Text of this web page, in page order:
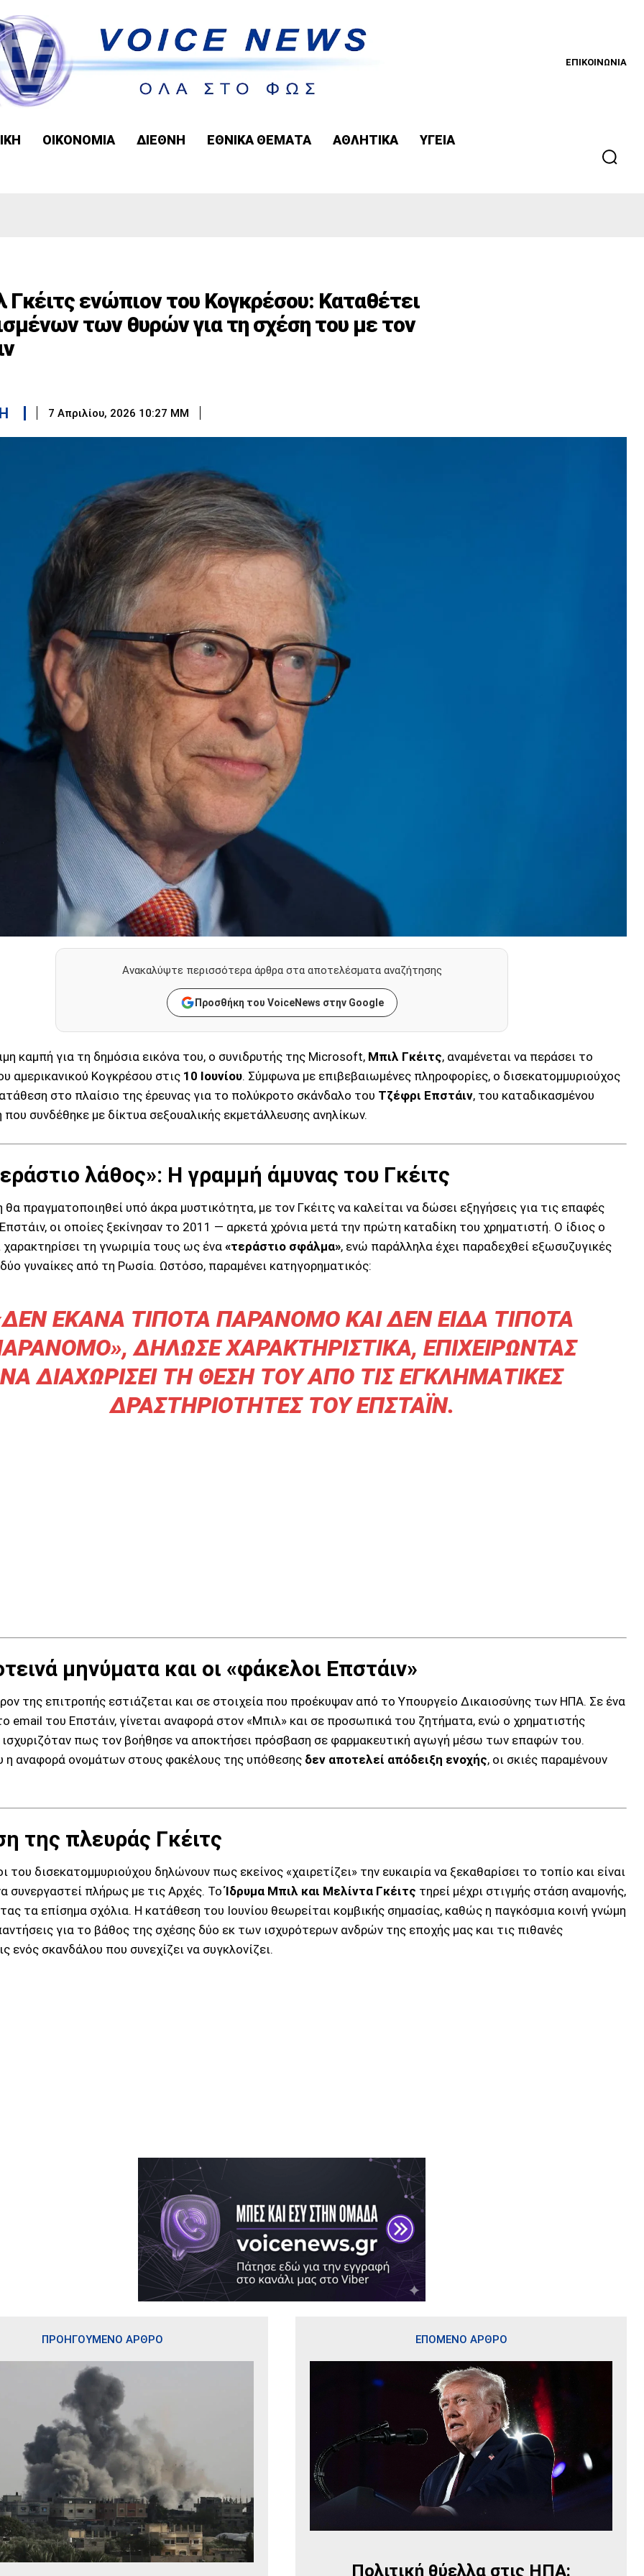
ΕΠΙΚΟΙΝΩΝΙΑ
ΟΙΚΟΝΟΜΙΑ ΔΙΕΘΝΗ ΕΘΝΙΚΑ ΘΕΜΑΤΑ ΑΘΛΗΤΙΚΑ ΥΓΕΙΑ
ενώπιον του Κογκρέσου: Καταθέτει
των θυρών για τη σχέση του με τον
7 Απριλίου, 2026 10:27 ΜΜ
Ανακαλύψτε περισσότερα άρθρα στα αποτελέσματα αναζήτησης
Προσθήκη του VoiceNews στην Google
καμπή για τη δημόσια εικόνα του, ο συνιδρυτής της Microsoft, Μπιλ Γκέιτς, αναμένεται να περάσει το
αμερικανικού Κογκρέσου στις 10 Ιουνίου. Σύμφωνα με επιβεβαιωμένες πληροφορίες, ο δισεκατομμυριούχος
στο πλαίσιο της έρευνας για το πολύκροτο σκάνδαλο του Τζέφρι Επστάιν, του καταδικασμένου
που συνδέθηκε με δίκτυα σεξουαλικής εκμετάλλευσης ανηλίκων.
λάθος»: Η γραμμή άμυνας του Γκέιτς
πραγματοποιηθεί υπό άκρα μυστικότητα, με τον Γκέιτς να καλείται να δώσει εξηγήσεις για τις επαφές
οι οποίες ξεκίνησαν το 2011 — αρκετά χρόνια μετά την πρώτη καταδίκη του χρηματιστή. Ο ίδιος ο
χαρακτηρίσει τη γνωριμία τους ως ένα «τεράστιο σφάλμα», ενώ παράλληλα έχει παραδεχθεί εξωσυζυγικές
γυναίκες από τη Ρωσία. Ωστόσο, παραμένει κατηγορηματικός:
ΈΚΑΝΑ ΤΊΠΟΤΑ ΠΑΡΆΝΟΜΟ ΚΑΙ ΔΕΝ ΕΊΔΑ ΤΊΠΟΤΑ
ΔΉΛΩΣΕ ΧΑΡΑΚΤΗΡΙΣΤΙΚΆ, ΕΠΙΧΕΙΡΏΝΤΑΣ
ΝΑ ΔΙΑΧΩΡΊΣΕΙ ΤΗ ΘΈΣΗ ΤΟΥ ΑΠΌ ΤΙΣ ΕΓΚΛΗΜΑΤΙΚΈΣ
ΔΡΑΣΤΗΡΙΌΤΗΤΕΣ ΤΟΥ ΕΠΣΤΆΙΝ.
μηνύματα και οι «φάκελοι Επστάιν»
της επιτροπής εστιάζεται και σε στοιχεία που προέκυψαν από το Υπουργείο Δικαιοσύνης των ΗΠΑ. Σε ένα
email του Επστάιν, γίνεται αναφορά στον «Μπιλ» και σε προσωπικά του ζητήματα, ενώ ο χρηματιστής
ισχυριζόταν πως τον βοήθησε να αποκτήσει πρόσβαση σε φαρμακευτική αγωγή μέσω των επαφών του.
η αναφορά ονομάτων στους φακέλους της υπόθεσης δεν αποτελεί απόδειξη ενοχής, οι σκιές παραμένουν
της πλευράς Γκέιτς
του δισεκατομμυριούχου δηλώνουν πως εκείνος «χαιρετίζει» την ευκαιρία να ξεκαθαρίσει το τοπίο και είναι
συνεργαστεί πλήρως με τις Αρχές. ΤοΊδρυμα Μπιλ και Μελίντα Γκέιτς τηρεί μέχρι στιγμής στάση αναμονής,
τα επίσημα σχόλια. Η κατάθεση του Ιουνίου θεωρείται κομβικής σημασίας, καθώς η παγκόσμια κοινή γνώμη
για το βάθος της σχέσης δύο εκ των ισχυρότερων ανδρών της εποχής μας και τις πιθανές
ενός σκανδάλου που συνεχίζει να συγκλονίζει.
ΠΡΟΗΓΟΥΜΕΝΟ ΑΡΘΡΟ ΕΠΟΜΕΝΟ ΑΡΘΡΟ
Πολιτική θύελλα στις ΗΠΑ: